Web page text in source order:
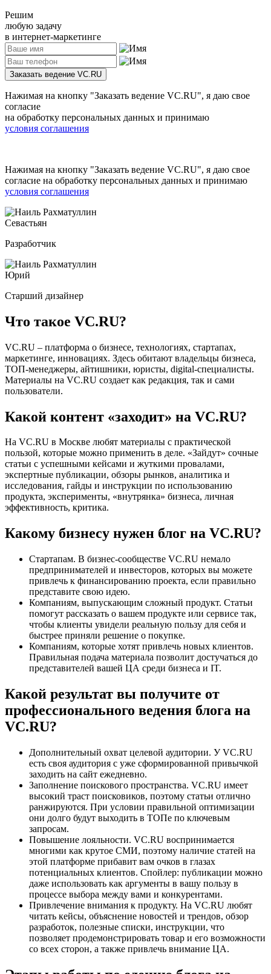
Решим
любую задачу
в интернет-маркетинге
Заказать ведение VC.RU
Нажимая на кнопку "Заказать ведение VC.RU", я даю свое
согласие
на обработку персональных данных и принимаю
условия соглашения
Нажимая на кнопку "Заказать ведение VC.RU", я даю свое
согласие на обработку персональных данных и принимаю
условия соглашения
Севастьян
Разработчик
Юрий
Старший дизайнер
Что такое VC.RU?
VC.RU – платформа о бизнесе, технологиях, стартапах,
маркетинге, инновациях. Здесь обитают владельцы бизнеса,
ТОП-менеджеры, айтишники, юристы, digital-специалисты.
Материалы на VC.RU создает как редакция, так и сами
пользователи.
Какой контент «заходит» на VC.RU?
На VC.RU в Москве любят материалы с практической
пользой, которые можно применить в деле. «Зайдут» сочные
статьи с успешными кейсами и жуткими провалами,
экспертные публикации, обзоры рынков, аналитика и
исследования, гайды и инструкции по использованию
продукта, эксперименты, «внутрянка» бизнеса, личная
эффективность, критика.
Какому бизнесу нужен блог на VC.RU?
Стартапам. В бизнес-сообществе VC.RU немало
предпринимателей и инвесторов, которых вы можете
привлечь к финансированию проекта, если правильно
представите свою идею.
Компаниям, выпускающим сложный продукт. Статьи
помогут рассказать о вашем продукте или сервисе так,
чтобы клиенты увидели реальную пользу для себя и
быстрее приняли решение о покупке.
Компаниям, которые хотят привлечь новых клиентов.
Правильная подача материала позволит достучаться до
представителей вашей ЦА среди бизнеса и IT.
Какой результат вы получите от
профессионального ведения блога на
VC.RU?
Дополнительный охват целевой аудитории. У VC.RU
есть своя аудитория с уже сформированной привычкой
заходить на сайт ежедневно.
Заполнение поискового пространства. VC.RU имеет
высокий траст поисковиков, поэтому статьи отлично
ранжируются. При условии правильной оптимизации
они долго будут выходить в ТОПе по ключевым
запросам.
Повышение лояльности. VC.RU воспринимается
многими как крутое СМИ, поэтому наличие статей на
этой платформе прибавит вам очков в глазах
потенциальных клиентов. Спойлер: публикации можно
даже использовать как аргументы в вашу пользу в
процессе выбора между вами и конкурентами.
Привлечение внимания к продукту. На VC.RU любят
читать кейсы, объяснение новостей и трендов, обзор
разработок, полезные списки, инструкции, что
позволяет продемонстрировать товар и его возможности
со всех сторон, а также привлечь внимание ЦА.